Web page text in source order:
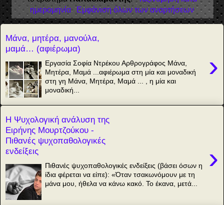
ημερομηνία
Εμφάνιση όλων των αναρτήσεων
Μάνα, μητέρα, μανούλα,
μαμά… (αφιέρωμα)
›
Εργασία Σοφία Ντρέκου Αρθρογράφος Μάνα,
Μητέρα, Μαμά ...αφιέρωμα στη μία και μοναδική
στη γη Μάνα, Μητέρα, Μαμά ... , η μία και
μοναδική...
Η Ψυχολογική ανάλυση της
Ειρήνης Μουρτζούκου -
Πιθανές ψυχοπαθολογικές
ενδείξεις
›
Πιθανές ψυχοπαθολογικές ενδείξεις (βάσει όσων η
ίδια φέρεται να είπε): «Όταν τσακωνόμουν με τη
μάνα μου, ήθελα να κάνω κακό. Το έκανα, μετά...